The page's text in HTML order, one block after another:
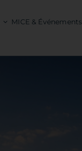
MICE & Événements